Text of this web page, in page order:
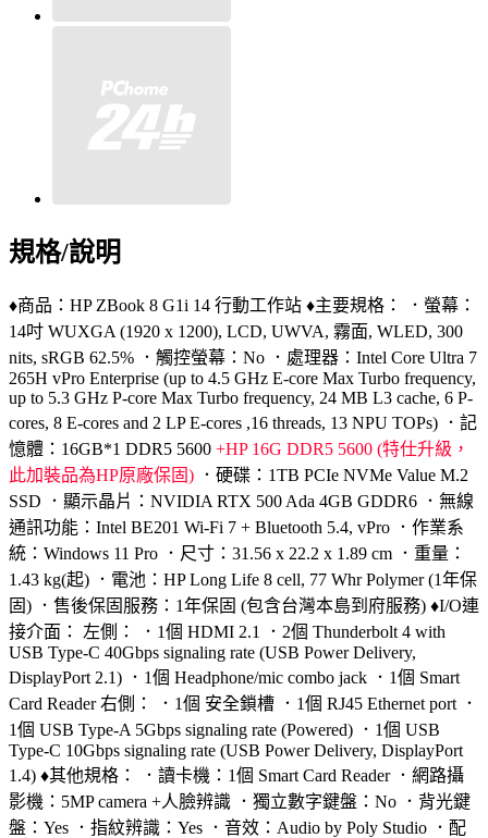
規格/說明
♦商品：HP ZBook 8 G1i 14 行動工作站 ♦主要規格： ．螢幕：
14吋 WUXGA (1920 x 1200), LCD, UWVA, 霧面, WLED, 300
nits, sRGB 62.5% ．觸控螢幕：No ．處理器：Intel Core Ultra 7
265H vPro Enterprise (up to 4.5 GHz E-core Max Turbo frequency,
up to 5.3 GHz P-core Max Turbo frequency, 24 MB L3 cache, 6 P-
cores, 8 E-cores and 2 LP E-cores ,16 threads, 13 NPU TOPs) ．記
憶體：16GB*1 DDR5 5600 +HP 16G DDR5 5600 (特仕升級，
此加裝品為HP原廠保固) ．硬碟：1TB PCIe NVMe Value M.2
SSD ．顯示晶片：NVIDIA RTX 500 Ada 4GB GDDR6 ．無線
通訊功能：Intel BE201 Wi-Fi 7 + Bluetooth 5.4, vPro ．作業系
統：Windows 11 Pro ．尺寸：31.56 x 22.2 x 1.89 cm ．重量：
1.43 kg(起) ．電池：HP Long Life 8 cell, 77 Whr Polymer (1年保
固) ．售後保固服務：1年保固 (包含台灣本島到府服務) ♦I/O連
接介面： 左側： ．1個 HDMI 2.1 ．2個 Thunderbolt 4 with
USB Type-C 40Gbps signaling rate (USB Power Delivery,
DisplayPort 2.1) ．1個 Headphone/mic combo jack ．1個 Smart
Card Reader 右側： ．1個 安全鎖槽 ．1個 RJ45 Ethernet port ．
1個 USB Type-A 5Gbps signaling rate (Powered) ．1個 USB
Type-C 10Gbps signaling rate (USB Power Delivery, DisplayPort
1.4) ♦其他規格： ．讀卡機：1個 Smart Card Reader ．網路攝
影機：5MP camera +人臉辨識 ．獨立數字鍵盤：No ．背光鍵
盤：Yes ．指紋辨識：Yes ．音效：Audio by Poly Studio ．配